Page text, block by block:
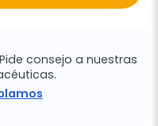
consejo a nuestras